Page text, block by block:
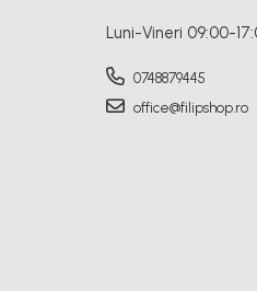
Luni-Vineri 09:00-
0748879445
office@filipshop.ro